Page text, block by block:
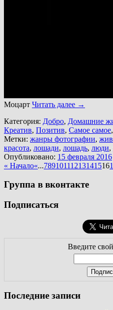
Моцарт Читать далее →
Категория: Добро, Домашние
Креатив, Позитив, Самое самое,
Метки: жанры фотографии,
красота, лошади, лошадь, люди,
Опубликовано: 15 февраля 2016
« Начало«...78910111213141516
Группа в вконтакте
Подписаться
Введите
Последние записи